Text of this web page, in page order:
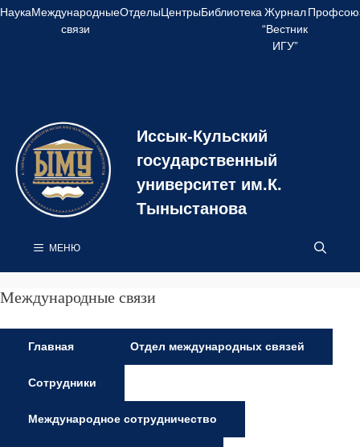
Перейти
НаукаМеждународные
связи
ОтделыЦентрыБиблиотека Журнал
“Вестник
ИГУ”
Иссык-Кульский
государственный
университет им.К.
Тыныстанова
МЕНЮ
Международные связи
Главная Отдел международных связей
Сотрудники
Международное сотрудничество